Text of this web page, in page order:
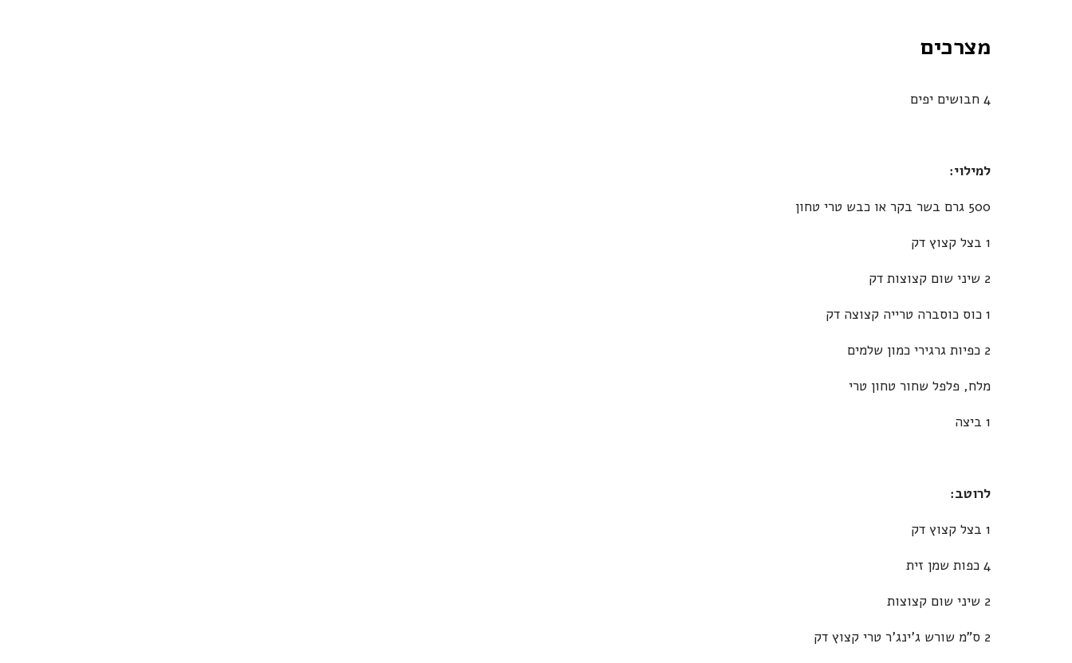
מצרכים
4 חבושים יפים
למילוי:
500 גרם בשר בקר או כבש טרי טחון
1 בצל קצוץ דק
2 שיני שום קצוצות דק
1 כוס כוסברה טרייה קצוצה דק
2 כפיות גרגירי כמון שלמים
מלח, פלפל שחור טחון טרי
1 ביצה
לרוטב:
1 בצל קצוץ דק
4 כפות שמן זית
2 שיני שום קצוצות
2 ס"מ שורש ג'ינג'ר טרי קצוץ דק